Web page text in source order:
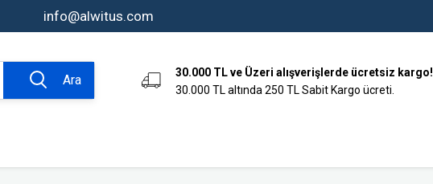
info@alwitus.com
Ara
30.000 TL ve Üzeri alışverişlerde ücretsiz kargo!
30.000 TL altında 250 TL Sabit Kargo ücreti.